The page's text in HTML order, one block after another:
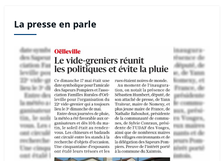
La presse en parle